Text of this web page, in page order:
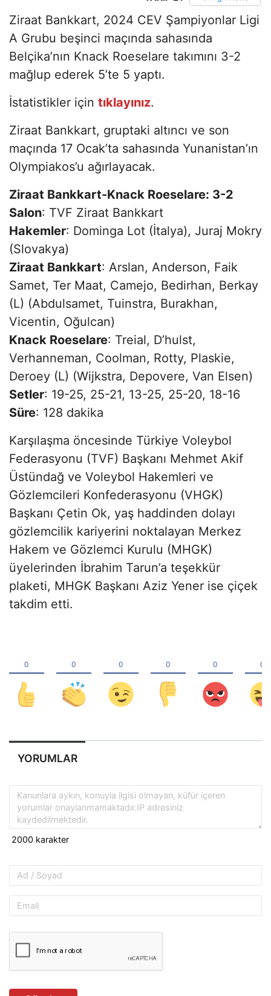
Ziraat Bankkart, 2024 CEV Şampiyonlar Ligi
A Grubu beşinci maçında sahasında
Belçika’nın Knack Roeselare takımını 3-2
mağlup ederek 5’te 5 yaptı.
İstatistikler için tıklayınız.
Ziraat Bankkart, gruptaki altıncı ve son
maçında 17 Ocak’ta sahasında Yunanistan’ın
Olympiakos’u ağırlayacak.
Ziraat Bankkart-Knack Roeselare: 3-2
Salon: TVF Ziraat Bankkart
Hakemler: Dominga Lot (İtalya), Juraj Mokry
(Slovakya)
Ziraat Bankkart: Arslan, Anderson, Faik
Samet, Ter Maat, Camejo, Bedirhan, Berkay
(L) (Abdulsamet, Tuinstra, Burakhan,
Vicentin, Oğulcan)
Knack Roeselare: Treial, D’hulst,
Verhanneman, Coolman, Rotty, Plaskie,
Deroey (L) (Wijkstra, Depovere, Van Elsen)
Setler: 19-25, 25-21, 13-25, 25-20, 18-16
Süre: 128 dakika
Karşılaşma öncesinde Türkiye Voleybol
Federasyonu (TVF) Başkanı Mehmet Akif
Üstündağ ve Voleybol Hakemleri ve
Gözlemcileri Konfederasyonu (VHGK)
Başkanı Çetin Ok, yaş haddinden dolayı
gözlemcilik kariyerini noktalayan Merkez
Hakem ve Gözlemci Kurulu (MHGK)
üyelerinden İbrahim Tarun’a teşekkür
plaketi, MHGK Başkanı Aziz Yener ise çiçek
takdim etti.
YORUMLAR